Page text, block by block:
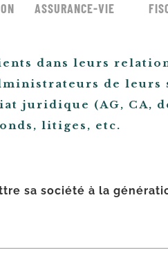
ASSURANCE-VIE
dans leurs
de leurs
juridique (AG, CA,
litiges, etc.
sa société à la